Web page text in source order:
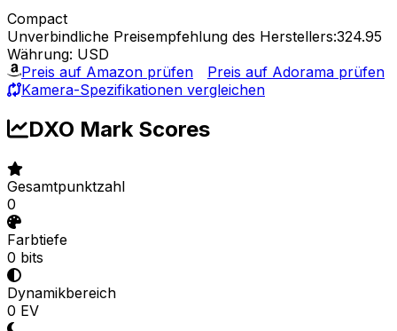
Compact
Unverbindliche Preisempfehlung des Herstellers:324.95
Währung: USD
Preis auf Amazon prüfen
Preis auf Adorama prüfen
Kamera-Spezifikationen vergleichen
DXO Mark Scores
Gesamtpunktzahl
0
Farbtiefe
0 bits
Dynamikbereich
0 EV